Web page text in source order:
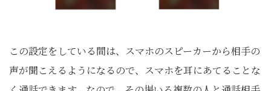
この設定をしている間は、スマホのスピーカーから相手の
声が聞こえるようになるので、スマホを耳にあてることな